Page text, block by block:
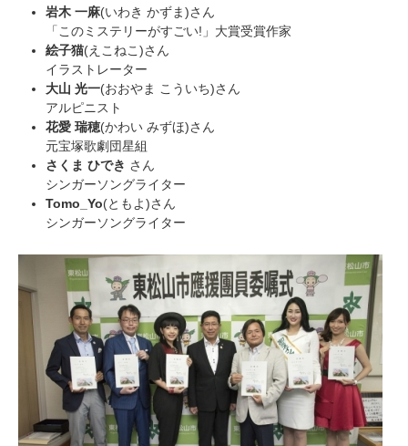
岩木 一麻(いわき かずま)さん
「このミステリーがすごい!」大賞受賞作家
絵子猫(えこねこ)さん
イラストレーター
大山 光一(おおやま こういち)さん
アルピニスト
花愛 瑞穂(かわい みずほ)さん
元宝塚歌劇団星組
さくま ひでき さん
シンガーソングライター
Tomo_Yo(ともよ)さん
シンガーソングライター